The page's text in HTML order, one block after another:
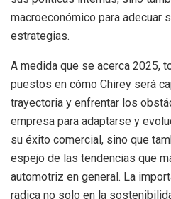
macroeconómico para adecuar
estrategias.
A medida que se acerca 2025,
puestos en cómo Chirey será
trayectoria y enfrentar los
empresa para adaptarse y
su éxito comercial, sino que
espejo de las tendencias que
automotriz en general. La
radica no solo en la